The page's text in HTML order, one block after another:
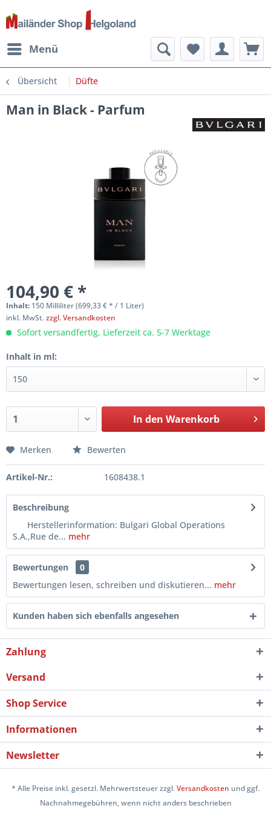
Menü
Übersicht Düfte
Man in Black - Parfum
104,90 € *
Inhalt: 150 Milliliter (699,33 € * / 1 Liter)
inkl. MwSt.zzgl. Versandkosten
Sofort versandfertig, Lieferzeit ca. 5-7 Werktage
Inhalt in ml:
In den Warenkorb
Merken Bewerten
Artikel-Nr.: 1608438.1
Beschreibung
Herstellerinformation: Bulgari Global Operations
S.A.,Rue de... mehr
Bewertungen
0
Bewertungen lesen, schreiben und diskutieren... mehr
Kunden haben sich ebenfalls angesehen
Zahlung
Versand
Shop Service
Informationen
Newsletter
* Alle Preise inkl. gesetzl. Mehrwertsteuer zzgl.Versandkosten und ggf.
Nachnahmegebühren, wenn nicht anders beschrieben